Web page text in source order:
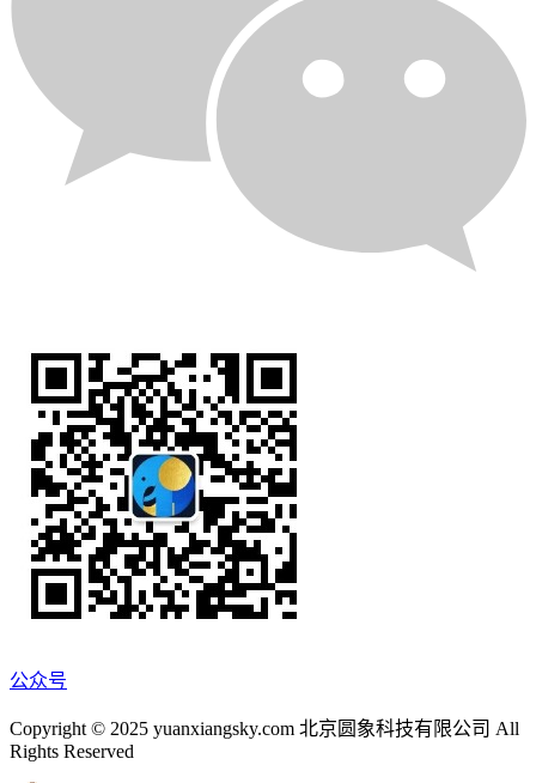
公众号
Copyright © 2025 yuanxiangsky.com 北京圆象科技有限公司 All
Rights Reserved